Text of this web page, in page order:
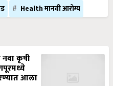
Health मानवी आरोग्य
कृषी
आला